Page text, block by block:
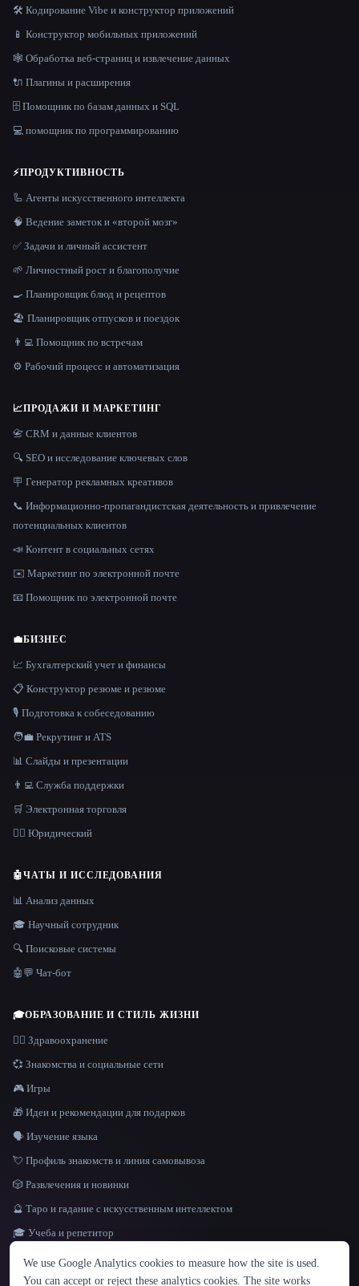
ЯЗЫК
English español Français Русский 简体中文
🛠️ Кодирование Vibe и конструктор приложений
📱 Конструктор мобильных приложений
🕸️ Обработка веб-страниц и извлечение данных
🔌 Плагины и расширения
🗄️ Помощник по базам данных и SQL
💻 помощник по программированию
⚡ПРОДУКТИВНОСТЬ
🦾 Агенты искусственного интеллекта
🧠 Ведение заметок и «второй мозг»
✅ Задачи и личный ассистент
🌱 Личностный рост и благополучие
🍳 Планировщик блюд и рецептов
🏖 Планировщик отпусков и поездок
👨‍💻 Помощник по встречам
⚙️ Рабочий процесс и автоматизация
📈ПРОДАЖИ И МАРКЕТИНГ
📇 CRM и данные клиентов
🔍 SEO и исследование ключевых слов
🪧 Генератор рекламных креативов
📞 Информационно-пропагандистская деятельность и привлечение
потенциальных клиентов
📣 Контент в социальных сетях
✉️ Маркетинг по электронной почте
📧 Помощник по электронной почте
💼БИЗНЕС
📈 Бухгалтерский учет и финансы
📋 Конструктор резюме и резюме
🎙️ Подготовка к собеседованию
🧑‍💼 Рекрутинг и ATS
📊 Слайды и презентации
👨‍💻 Служба поддержки
🛒 Электронная торговля
👩‍⚖️ Юридический
🤖ЧАТЫ И ИССЛЕДОВАНИЯ
📊 Анализ данных
🎓 Научный сотрудник
🔍 Поисковые системы
🤖💬 Чат-бот
🎓ОБРАЗОВАНИЕ И СТИЛЬ ЖИЗНИ
👩‍⚕️ Здравоохранение
💞 Знакомства и социальные сети
🎮 Игры
🎁 Идеи и рекомендации для подарков
🗣️ Изучение языка
💘 Профиль знакомств и линия самовывоза
🎲 Развлечения и новинки
🔮 Таро и гадание с искусственным интеллектом
🎓 Учеба и репетитор
We use Google Analytics cookies to measure how the site is used.
You can accept or reject these analytics cookies. The site works